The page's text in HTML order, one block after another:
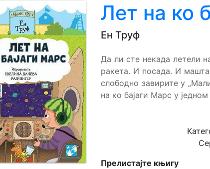
Лет на ко
Ен Труф
Да ли сте некада летели
ракета. И посада. И
слободно завирите у
на ко бајаги Марс у
Прелистајте књигу